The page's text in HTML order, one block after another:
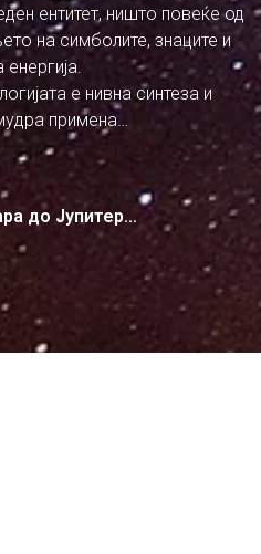
ентитет, ништо повеќе од
на симболите, знаците и
енергија.
е нивна синтеза и
примена…
до Јупитер…